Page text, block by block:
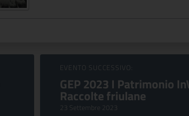
EVENTO SUCCESSIVO:
GEP 2023 I Patrimonio
Raccolte friulane
23 Settembre 2023